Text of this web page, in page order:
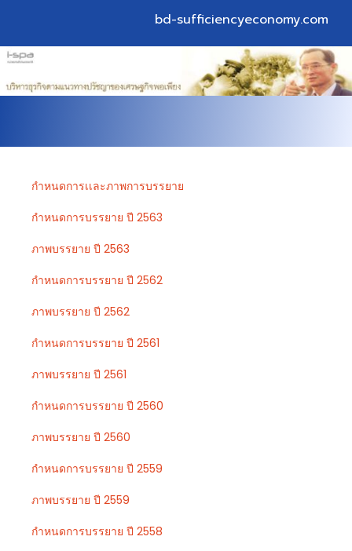
bd-sufficiencyeconomy.com
กำหนดการเเละภาพการบรรยาย
กำหนดการบรรยาย ปี 2563
ภาพบรรยาย ปี 2563
กำหนดการบรรยาย ปี 2562
ภาพบรรยาย ปี 2562
กำหนดการบรรยาย ปี 2561
ภาพบรรยาย ปี 2561
กำหนดการบรรยาย ปี 2560
ภาพบรรยาย ปี 2560
กำหนดการบรรยาย ปี 2559
ภาพบรรยาย ปี 2559
กำหนดการบรรยาย ปี 2558